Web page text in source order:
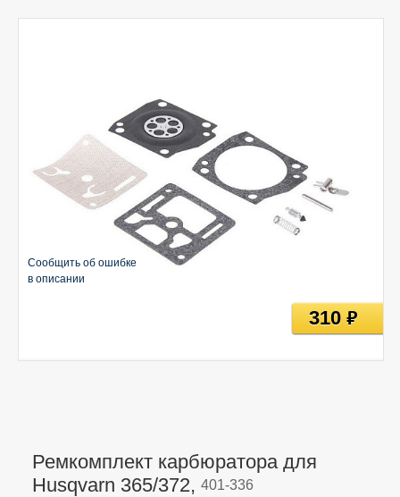
Ремкомплект карбюратора для
Husqvarn 365/372, 401-336
Сообщить об ошибке
в описании
310руб